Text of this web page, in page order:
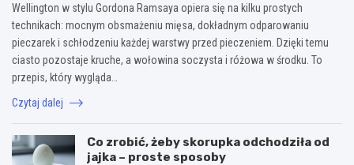
Wellington w stylu Gordona Ramsaya opiera się na kilku prostych
technikach: mocnym obsmażeniu mięsa, dokładnym odparowaniu
pieczarek i schłodzeniu każdej warstwy przed pieczeniem. Dzięki temu
ciasto pozostaje kruche, a wołowina soczysta i różowa w środku. To
przepis, który wygląda…
Czytaj dalej
Co zrobić, żeby skorupka odchodziła od
jajka – proste sposoby